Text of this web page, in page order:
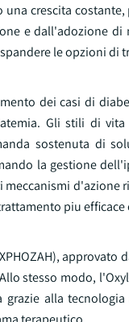
crescita costante,
e dall'adozione
le opzioni di
dei casi di
Gli stili di
sostenuta di
la gestione
piu
approvato
stesso modo,
alla